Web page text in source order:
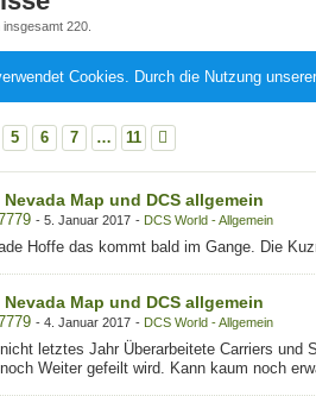
220.
Cookies. Durch die Nutzung
5 6 7 … 11
Map und DCS allgemein
- 5. Januar 2017 - DCS World - Allgemein
Hoffe das kommt bald im Gange. Die
Map und DCS allgemein
- 4. Januar 2017 - DCS World - Allgemein
letztes Jahr Überarbeitete Carriers und
Weiter gefeilt wird. Kann kaum noch